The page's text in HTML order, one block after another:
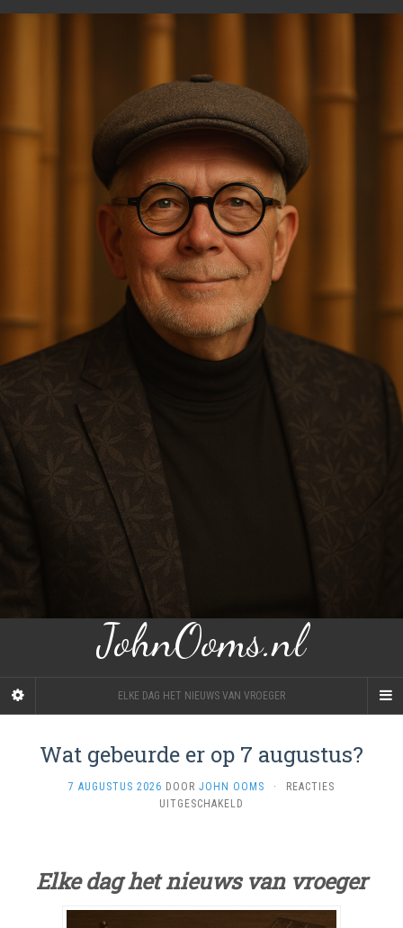
JohnOoms.nl
ELKE DAG HET NIEUWS VAN VROEGER
Wat gebeurde er op 7 augustus?
7 AUGUSTUS 2026 DOOR JOHN OOMS ·
REACTIES
UITGESCHAKELD
Elke dag het nieuws van vroeger